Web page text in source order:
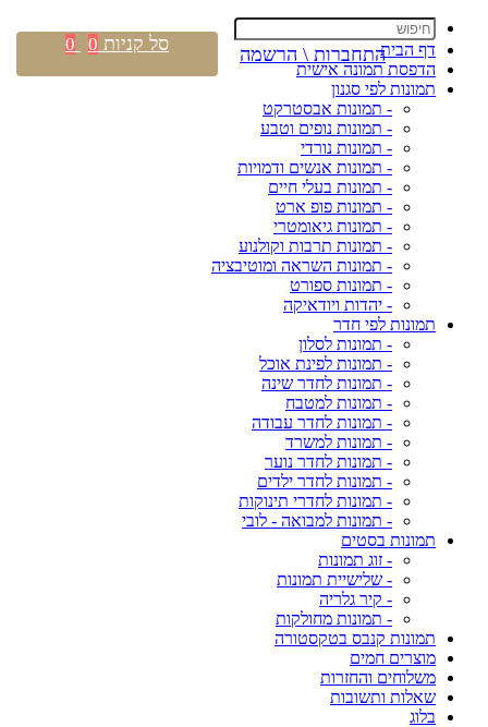
דף הבית
הדפסת תמונה אישית
תמונות לפי סגנון
- תמונות אבסטרקט
- תמונות נופים וטבע
- תמונות נורדי
- תמונות אנשים ודמויות
- תמונות בעלי חיים
- תמונות פופ ארט
- תמונות גיאומטרי
- תמונות תרבות וקולנוע
- תמונות השראה ומוטיבציה
- תמונות ספורט
- יהדות ויודאיקה
תמונות לפי חדר
- תמונות לסלון
- תמונות לפינת אוכל
- תמונות לחדר שינה
- תמונות למטבח
- תמונות לחדר עבודה
- תמונות למשרד
- תמונות לחדר נוער
- תמונות לחדר ילדים
- תמונות לחדרי תינוקות
- תמונות למבואה - לובי
תמונות בסטים
- זוג תמונות
- שלישיית תמונות
- קיר גלריה
- תמונות מחולקות
תמונות קנבס בטקסטורה
מוצרים חמים
משלוחים והחזרות
שאלות ותשובות
בלוג
התחברות \ הרשמה סל קניות 0
0